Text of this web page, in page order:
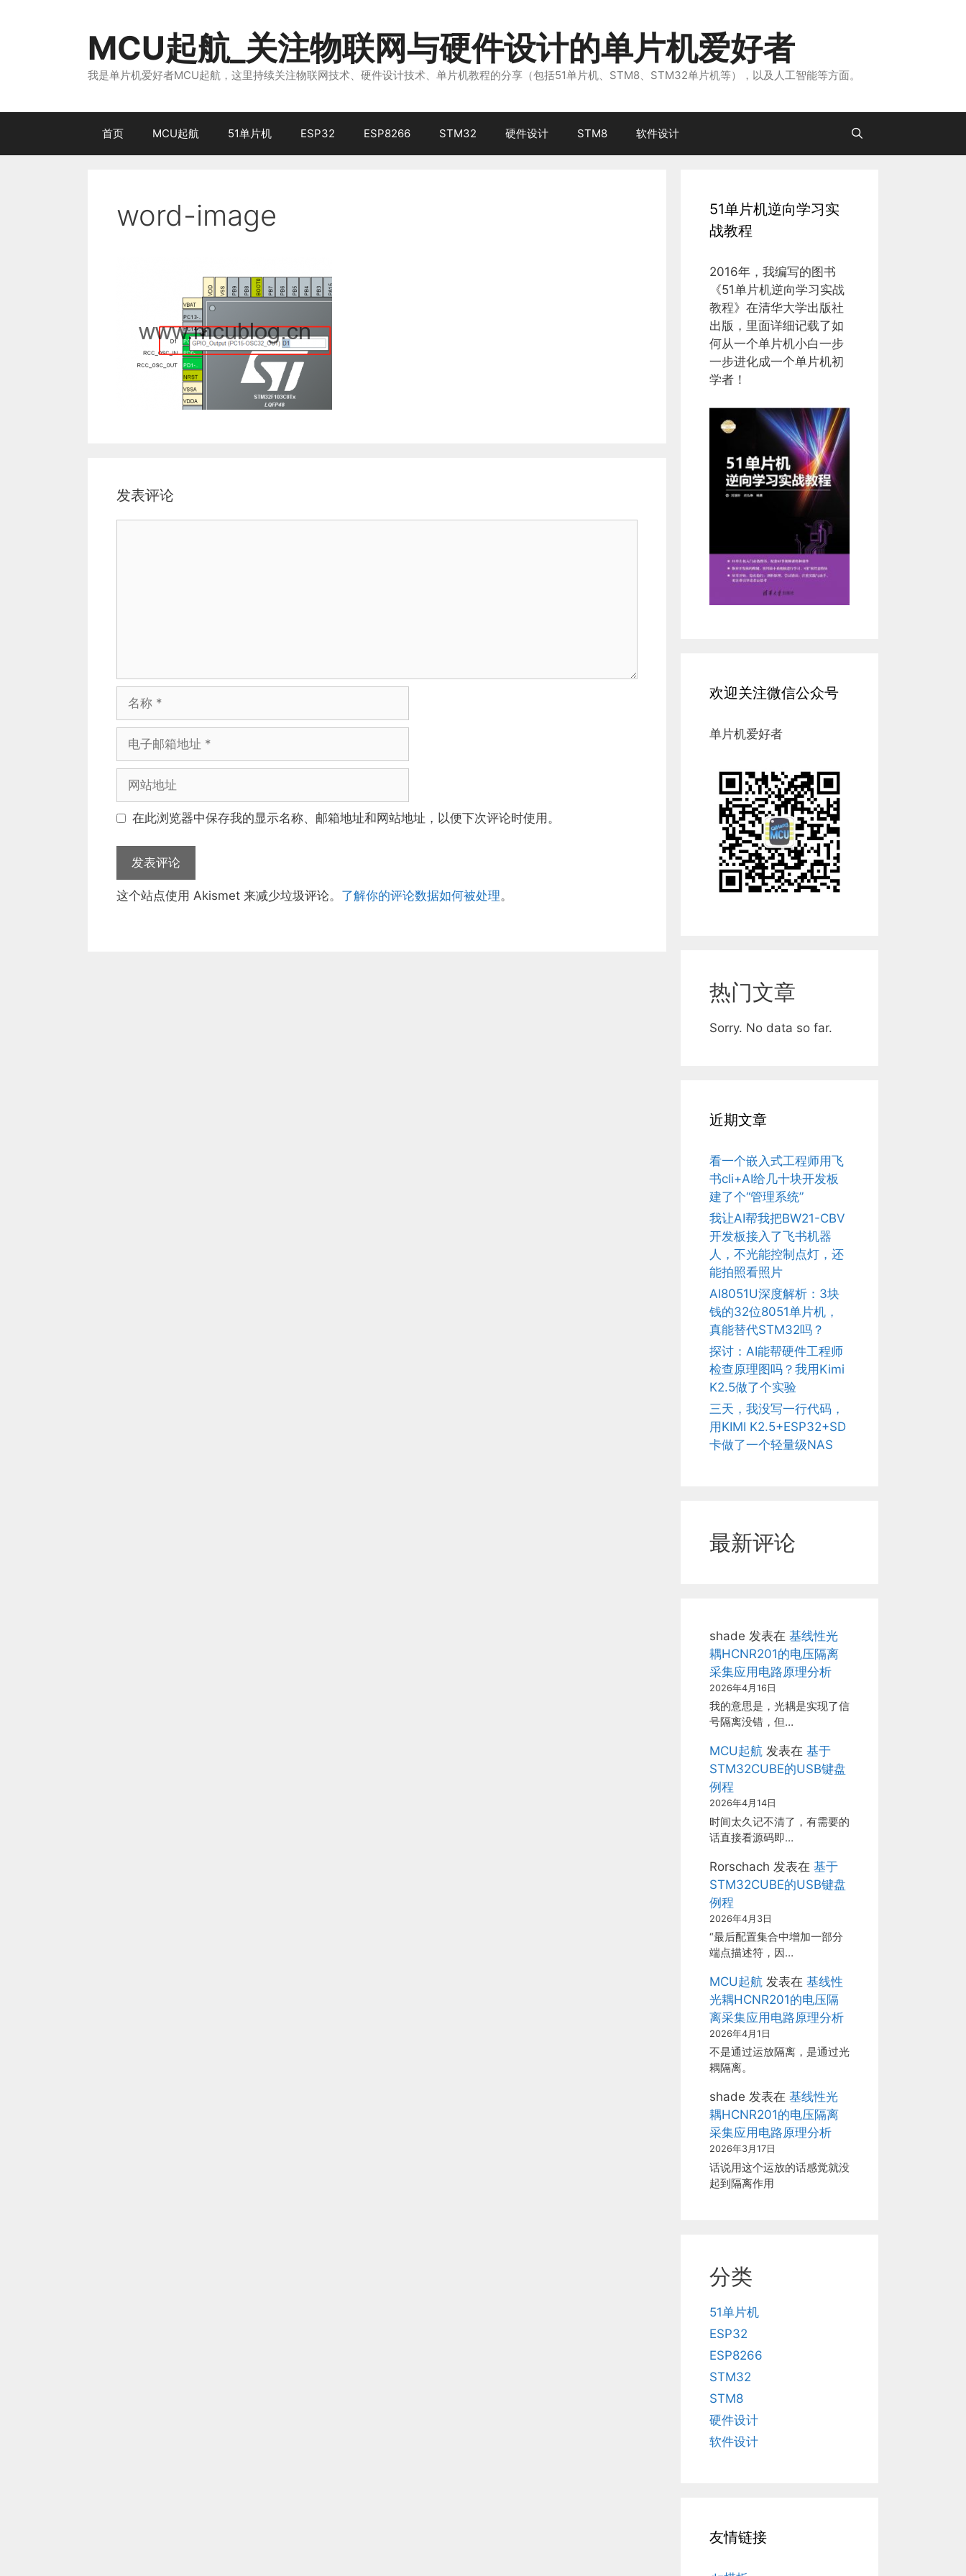
MCU起航_关注物联网与硬件设计的单片机爱好者
我是单片机爱好者MCU起航，这里持续关注物联网技术、硬件设计技术、单片机教程的分享（包括51单片机、STM8、STM32单片机等），以及人工智能等方面。
首页 MCU起航 51单片机 ESP32 ESP8266 STM32 硬件设计 STM8 软件设计
word-image
发表评论
邮
址
地 在此浏览器中保存我的显示名称、邮箱地址和网站地址，以便下次评论时使用。
这个站点使用 Akismet 来减少垃圾评论。 了解你的评论数据如何被处理。
51单片机逆向学习实
战教程
2016年，我编写的图书
《51单片机逆向学习实战
教程》在清华大学出版社
出版，里面详细记载了如
何从一个单片机小白一步
一步进化成一个单片机初
学者！
欢迎关注微信公众号
单片机爱好者
热门文章
Sorry. No data so far.
近期文章
看一个嵌入式工程师用飞
书cli+AI给几十块开发板
建了个“管理系统”
我让AI帮我把BW21-CBV
开发板接入了飞书机器
人，不光能控制点灯，还
能拍照看照片
AI8051U深度解析：3块
钱的32位8051单片机，
真能替代STM32吗？
探讨：AI能帮硬件工程师
检查原理图吗？我用Kimi
K2.5做了个实验
三天，我没写一行代码，
用KIMI K2.5+ESP32+SD
卡做了一个轻量级NAS
最新评论
shade 发表在 基线性光
耦HCNR201的电压隔离
采集应用电路原理分析
2026年4月16日
我的意思是，光耦是实现了信
号隔离没错，但…
MCU起航 发表在 基于
STM32CUBE的USB键盘
例程
2026年4月14日
时间太久记不清了，有需要的
话直接看源码即…
Rorschach 发表在 基于
STM32CUBE的USB键盘
例程
2026年4月3日
“最后配置集合中增加一部分
端点描述符，因…
MCU起航 发表在 基线性
光耦HCNR201的电压隔
离采集应用电路原理分析
2026年4月1日
不是通过运放隔离，是通过光
耦隔离。
shade 发表在 基线性光
耦HCNR201的电压隔离
采集应用电路原理分析
2026年3月17日
话说用这个运放的话感觉就没
起到隔离作用
分类
51单片机
ESP32
ESP8266
STM32
STM8
硬件设计
软件设计
友情链接